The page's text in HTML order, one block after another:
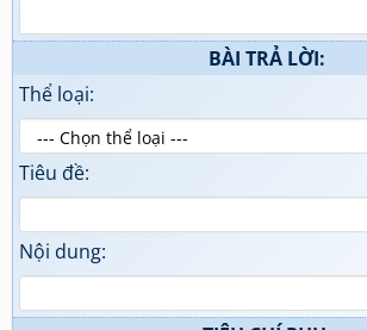
BÀI TRẢ LỜI:
Thể loại:
Tiêu đề:
Nội dung: